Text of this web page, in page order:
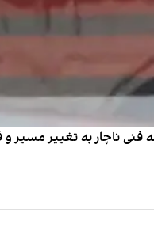
به دلیل یک مساله فنی ناچار به